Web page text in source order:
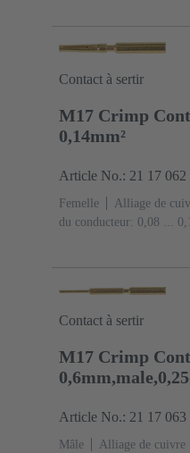
Contact à sertir
M17 Crimp
0,14mm²
Article No.: 21 17 062
Femelle Alliage de
du conducteur: 0,08 ...
Contact à sertir
M17 Crimp
Article No.: 21 17 063
Mâle Alliage de cuivre